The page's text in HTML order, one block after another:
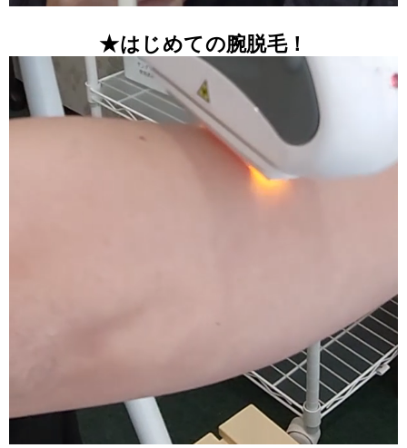
★はじめての腕脱毛！